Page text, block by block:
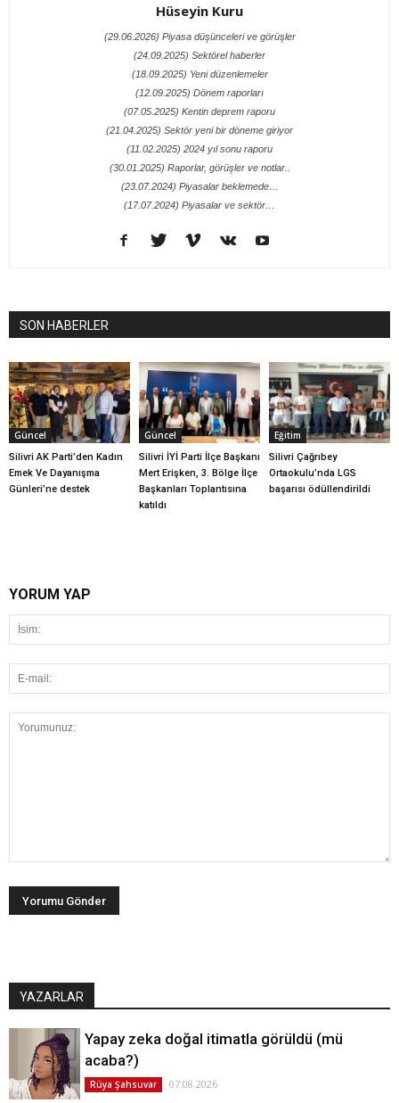
Hüseyin Kuru
(29.06.2026) Piyasa düşünceleri ve görüşler
(24.09.2025) Sektörel haberler
(18.09.2025) Yeni düzenlemeler
(12.09.2025) Dönem raporları
(07.05.2025) Kentin deprem raporu
(21.04.2025) Sektör yeni bir döneme giriyor
(11.02.2025) 2024 yıl sonu raporu
(30.01.2025) Raporlar, görüşler ve notlar..
(23.07.2024) Piyasalar beklemede…
(17.07.2024) Piyasalar ve sektör…
SON HABERLER
Güncel
Silivri AK Parti’den Kadın
Emek Ve Dayanışma
Günleri’ne destek
Güncel
Silivri İYİ Parti İlçe Başkanı
Mert Erişken, 3. Bölge İlçe
Başkanları Toplantısına
katıldı
Eğitim
Silivri Çağrıbey
Ortaokulu’nda LGS
başarısı ödüllendirildi
YORUM YAP
YAZARLAR
Yapay zeka doğal itimatla görüldü (mü
acaba?)
Rüya Şahsuvar 07.08.2026